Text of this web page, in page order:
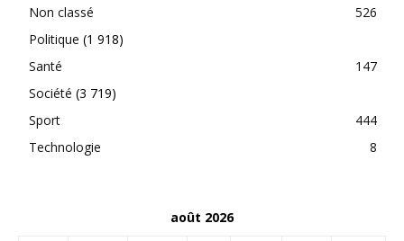
Non classé
526
Politique (1 918)
Santé
147
Société (3 719)
Sport
444
Technologie
8
août 2026